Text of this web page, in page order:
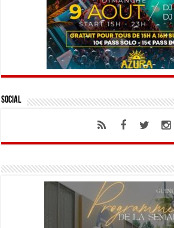
Social